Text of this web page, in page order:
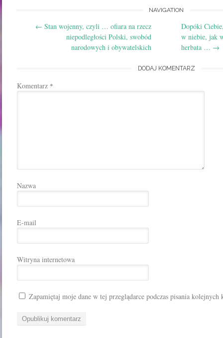
navigation
NAVIGATION
← Stan wojenny, czyli … ofiara na rzecz
niepodległości Polski, swobód
narodowych i obywatelskich
Dopóki
w niebie, jak
herbata … →
DODAJ KOMENTARZ
Komentarz *
Nazwa
E-mail
Witryna internetowa
Zapamiętaj moje dane w tej przeglądarce podczas pisania kolejnych